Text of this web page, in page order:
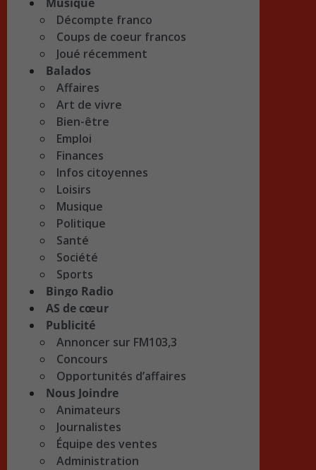
Décompte franco
Coups de coeur francos
Joué récemment
Balados
Affaires
Art de vivre
Bien-être
Emploi
Finances
Infos citoyennes
Loisirs
Musique
Politique
Santé
Société
Sports
Bingo Radio
AS de cœur
Publicité
Annoncer sur FM103,3
Concours
Opportunités d’affaires
Nous Joindre
Animateurs
Journalistes
Équipe des ventes
Administration